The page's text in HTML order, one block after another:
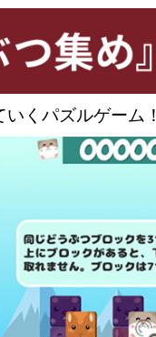
くパズルゲーム！